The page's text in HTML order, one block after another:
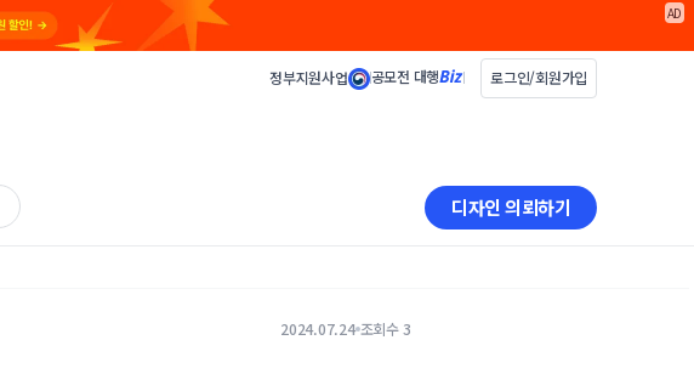
AD
정부지원사업 공모전 대행 로그인/회원가입
디자인 의뢰하기
2024.07.24 조회수 3